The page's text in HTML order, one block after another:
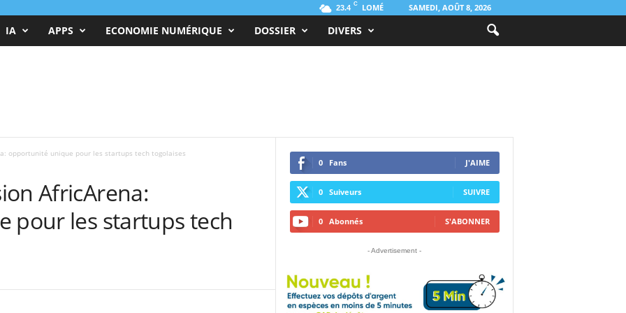
23.4 C LOMÉ SAMEDI, AOÛT 8, 2026
IA APPS ECONOMIE NUMÉRIQUE DOSSIER DIVERS
opportunité unique pour les startups tech togolaises
AfricArena:
pour les startups tech
0 Fans J'AIME
0 Suiveurs SUIVRE
0 Abonnés S'ABONNER
- Advertisement -